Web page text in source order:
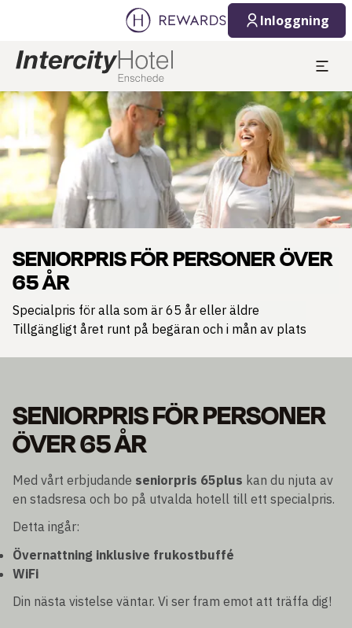
Inloggning
Bild 1 av 1
SENIORPRIS FÖR PERSONER ÖVER
65 ÅR
Specialpris för alla som är 65 år eller äldre
Tillgängligt året runt på begäran och i mån av plats
SENIORPRIS FÖR PERSONER
ÖVER 65 ÅR
Med vårt erbjudande seniorpris 65plus kan du njuta av
en stadsresa och bo på utvalda hotell till ett specialpris.
Detta ingår:
Övernattning inklusive frukostbuffé
WiFi
Din nästa vistelse väntar. Vi ser fram emot att träffa dig!